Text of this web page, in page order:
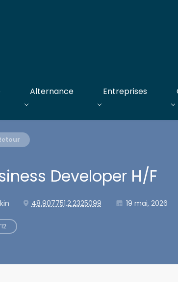
Alternance Entreprises
Developer H/F
48.907751,2.2325099 19 mai, 2026